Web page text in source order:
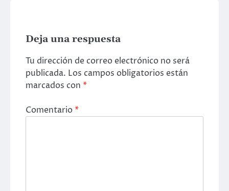
Deja una respuesta
Tu dirección de correo electrónico no será
publicada. Los campos obligatorios están
marcados con *
Comentario*